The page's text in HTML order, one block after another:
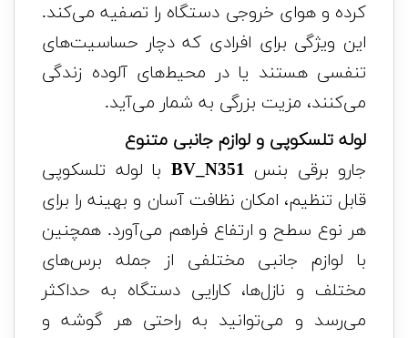
کرده و هوای خروجی دستگاه را تصفیه می‌کند.
این ویژگی برای افرادی که دچار حساسیت‌های
تنفسی هستند یا در محیط‌های آلوده زندگی
می‌کنند، مزیت بزرگی به شمار می‌آید.
لوله تلسکوپی و لوازم جانبی متنوع
جارو برقی بنس BV_N351 با لوله تلسکوپی
قابل تنظیم، امکان نظافت آسان و بهینه را برای
هر نوع سطح و ارتفاع فراهم می‌آورد. همچنین
با لوازم جانبی مختلفی از جمله برس‌های
مختلف و نازل‌ها، کارایی دستگاه به حداکثر
می‌رسد و می‌توانید به راحتی هر گوشه و